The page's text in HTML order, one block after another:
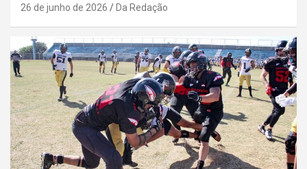
26 de junho de 2026 Da Redação